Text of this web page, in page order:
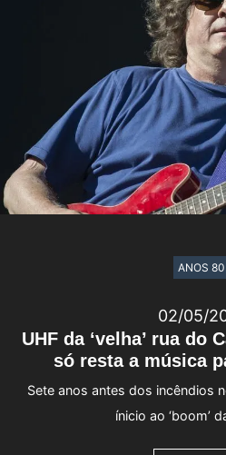
UHF da ‘velha’ rua do
só resta a música
02/05/
Sete anos antes dos incêndios
ínicio ao ‘boom’
ANOS 80